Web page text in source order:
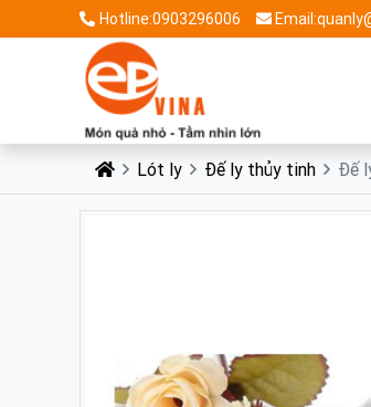
Hotline:0903296006
Lót ly Đế ly thủy tinh Đế